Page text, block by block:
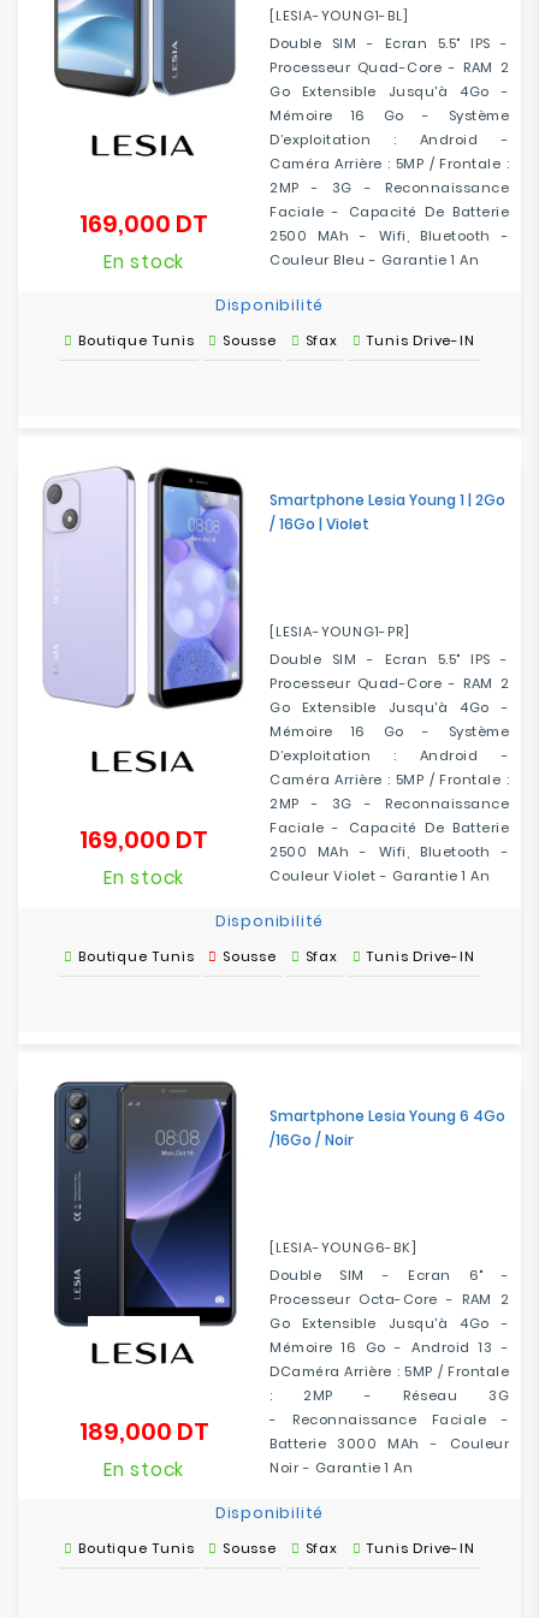
[LESIA-YOUNG1-BL]
Double SIM - Ecran 5.5" IPS -
Processeur Quad-Core - RAM 2
Go Extensible Jusqu'à 4Go -
Mémoire 16 Go - Système
D’exploitation : Android -
Caméra Arrière : 5MP / Frontale :
2MP - 3G - Reconnaissance
Faciale - Capacité De Batterie
2500 MAh - Wifi, Bluetooth -
Couleur Bleu - Garantie 1 An
169,000 DT
En stock
Disponibilité
Boutique Tunis Sousse Sfax Tunis Drive-IN
Smartphone Lesia Young 1 | 2Go
/ 16Go | Violet
[LESIA-YOUNG1-PR]
Double SIM - Ecran 5.5" IPS -
Processeur Quad-Core - RAM 2
Go Extensible Jusqu'à 4Go -
Mémoire 16 Go - Système
D’exploitation : Android -
Caméra Arrière : 5MP / Frontale :
2MP - 3G - Reconnaissance
Faciale - Capacité De Batterie
2500 MAh - Wifi, Bluetooth -
Couleur Violet - Garantie 1 An
169,000 DT
En stock
Disponibilité
Boutique Tunis Sousse Sfax Tunis Drive-IN
Smartphone Lesia Young 6 4Go
/16Go / Noir
[LESIA-YOUNG6-BK]
Double SIM - Ecran 6" -
Processeur Octa-Core - RAM 2
Go Extensible Jusqu'à 4Go -
Mémoire 16 Go - Android 13 -
DCaméra Arrière : 5MP / Frontale
: 2MP - Réseau 3G
- Reconnaissance Faciale -
Batterie 3000 MAh - Couleur
Noir - Garantie 1 An
189,000 DTPrix
En stock
Disponibilité
Boutique Tunis Sousse Sfax Tunis Drive-IN